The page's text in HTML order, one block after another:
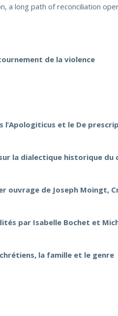
a long path of reconciliation
de la violence
l’Apologiticus et le De
la dialectique historique du
ouvrage de Joseph Moingt,
par Isabelle Bochet et
la famille et le genre